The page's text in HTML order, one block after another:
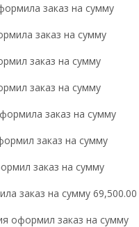
заказ на сумму
заказ на сумму
заказ на сумму
заказ на сумму
заказ на сумму
заказ на сумму
заказ на сумму
заказ на сумму 69,500.00
оформил заказ на сумму